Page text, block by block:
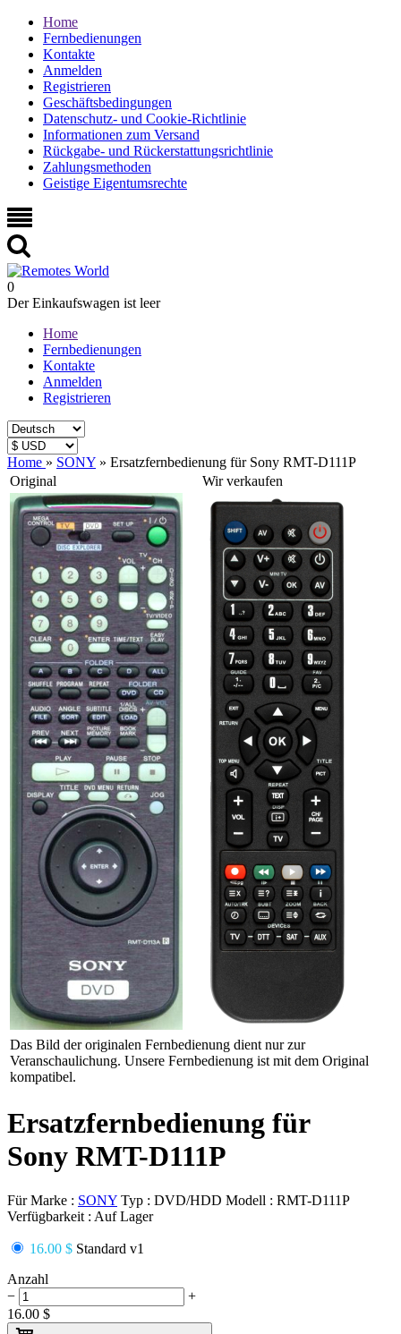
Home
Fernbedienungen
Kontakte
Anmelden
Registrieren
Geschäftsbedingungen
Datenschutz- und Cookie-Richtlinie
Informationen zum Versand
Rückgabe- und Rückerstattungsrichtlinie
Zahlungsmethoden
Geistige Eigentumsrechte
0
Der Einkaufswagen ist leer
Home
Fernbedienungen
Kontakte
Anmelden
Registrieren
Home » SONY » Ersatzfernbedienung für Sony RMT-D111P
Original
Wir verkaufen
Das Bild der originalen Fernbedienung dient nur zur
Veranschaulichung. Unsere Fernbedienung ist mit dem Original
kompatibel.
Ersatzfernbedienung für
Sony RMT-D111P
Für Marke : SONY Typ : DVD/HDD Modell : RMT-D111P
Verfügbarkeit : Auf Lager
16.00 $ Standard v1
Anzahl
−
+
16.00 $